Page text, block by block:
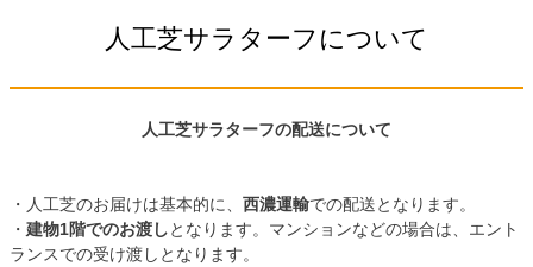
人工芝サラターフについて
人工芝サラターフの配送について
・人工芝のお届けは基本的に、 西濃運輸での配送となります。
・ 建物1階でのお渡しとなります。マンションなどの場合は、エント
ランスでの受け渡しとなります。